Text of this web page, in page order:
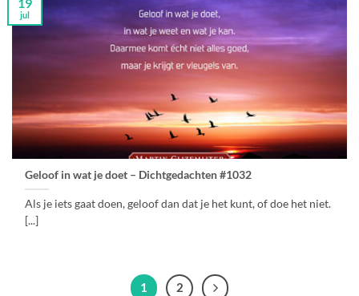
Geloof in wat je doet – Dichtgedachten #1032
Als je iets gaat doen, geloof dan dat je het kunt, of doe het niet.
[...]
jul
1 2